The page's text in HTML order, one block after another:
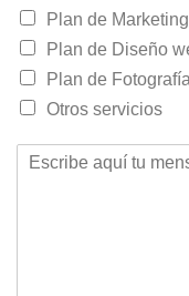
Plan de
Plan de Diseño
Plan de
Otros servicios